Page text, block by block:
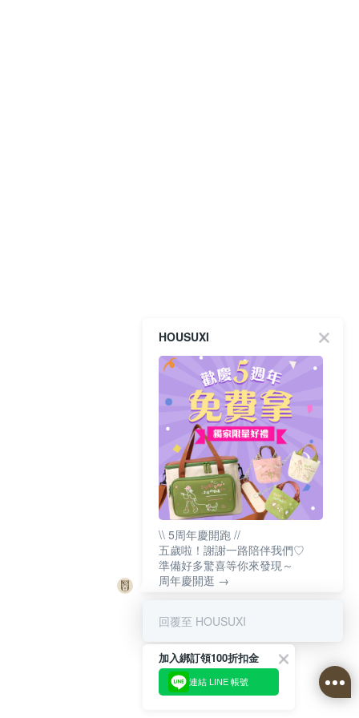
HOUSUXI
\\ 5周年慶開跑 //
五歲啦！謝謝一路陪伴我們♡
準備好多驚喜等你來發現～
周年慶開逛 →
回覆至 HOUSUXI
加入綁訂領100折扣金
連結 LINE 帳號